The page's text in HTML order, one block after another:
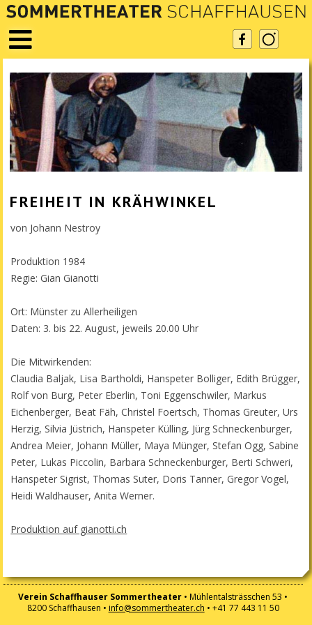
FREIHEIT IN KRÄHWINKEL
von Johann Nestroy
Produktion 1984
Regie: Gian Gianotti
Ort: Münster zu Allerheiligen
Daten: 3. bis 22. August, jeweils 20.00 Uhr
Die Mitwirkenden:
Claudia Baljak, Lisa Bartholdi, Hanspeter Bolliger, Edith Brügger,
Rolf von Burg, Peter Eberlin, Toni Eggenschwiler, Markus
Eichenberger, Beat Fäh, Christel Foertsch, Thomas Greuter, Urs
Herzig, Silvia Jüstrich, Hanspeter Külling, Jürg Schneckenburger,
Andrea Meier, Johann Müller, Maya Münger, Stefan Ogg, Sabine
Peter, Lukas Piccolin, Barbara Schneckenburger, Berti Schweri,
Hanspeter Sigrist, Thomas Suter, Doris Tanner, Gregor Vogel,
Heidi Waldhauser, Anita Werner.
Produktion auf gianotti.ch
Verein Schaffhauser Sommertheater • Mühlentalsträsschen 53 •
8200 Schaffhausen • info@sommertheater.ch • +41 77 443 11 50